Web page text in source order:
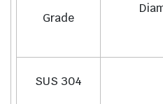
Grade
SUS 304